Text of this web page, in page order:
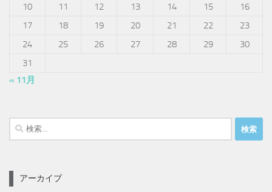
10
11 12 13 14 15
16
17
18 19 20 21 22
23
24
25 26 27 28 29
30
31
« 11月
検
索:
アーカイブ